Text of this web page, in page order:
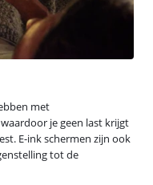
met
je geen last krijgt
E-ink schermen zijn ook
tot de